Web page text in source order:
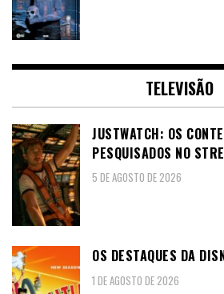
TELEVISÃO
JUSTWATCH: OS
PESQUISADOS NO
5 DE AGOSTO DE 2026
OS DESTAQUES DA
1 DE AGOSTO DE 2026